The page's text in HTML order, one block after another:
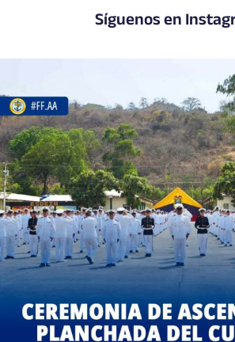
Síguenos en